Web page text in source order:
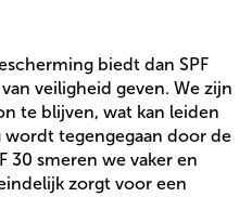
biedt dan SPF
veiligheid geven. We zijn
te blijven, wat kan leiden
tegengegaan door de
30 smeren we vaker en
zorgt voor een